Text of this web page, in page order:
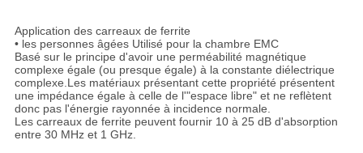
Application des carreaux de ferrite
• les personnes âgées Utilisé pour la chambre EMC
Basé sur le principe d'avoir une perméabilité magnétique
complexe égale (ou presque égale) à la constante diélectrique
complexe.Les matériaux présentant cette propriété présentent
une impédance égale à celle de l'"espace libre" et ne reflètent
donc pas l'énergie rayonnée à incidence normale.
Les carreaux de ferrite peuvent fournir 10 à 25 dB d'absorption
entre 30 MHz et 1 GHz.